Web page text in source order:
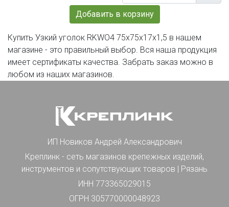
Добавить в корзину
Купить Узкий уголок RKWО4 75х75х17х1,5 в нашем
магазине - это правильный выбор. Вся наша продукция
имеет сертификаты качества. Забрать заказ можно в
любом из наших магазинов.
ИП Новиков Андрей Александрович
Креплинк - сеть магазинов крепежных изделий,
инструментов и сопутствующих товаров | Рязань
ИНН 773365029015
ОГРН 305770000048923